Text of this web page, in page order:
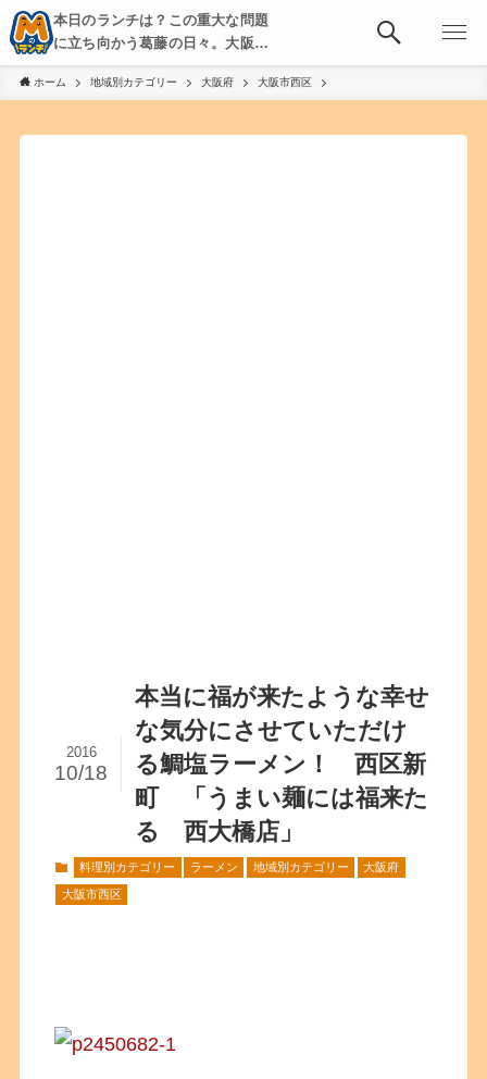
本日のランチは？この重大な問題
に立ち向かう葛藤の日々。大阪・
京都・神戸を中心とした食べ歩
き、飲み歩きを綴る。
ホーム 地域別カテゴリー 大阪府 大阪市西区
本当に福が来たような幸せ
な気分にさせていただけ
る鯛塩ラーメン！ 西区新
町 「うまい麺には福来た
る 西大橋店」
2016
10/18
料理別カテゴリー ラーメン 地域別カテゴリー 大阪府
大阪市西区